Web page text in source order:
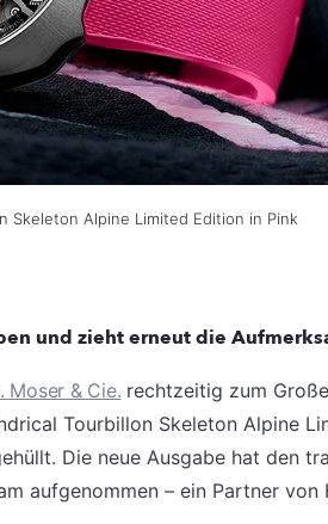
Skeleton Alpine Limited Edition in Pink
und zieht erneut die
Moser & Cie. rechtzeitig zum
Tourbillon Skeleton Alpine
Die neue Ausgabe hat den
aufgenommen – ein Partner von